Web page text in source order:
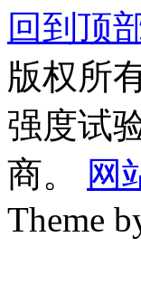
回到顶
版权所
强度试
商。
网
Theme